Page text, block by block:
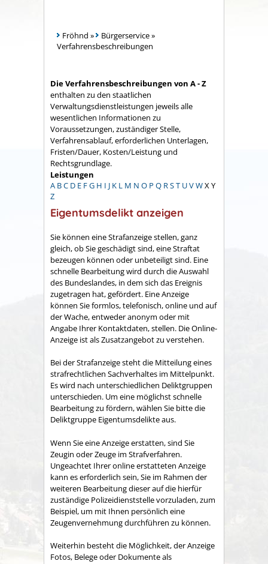
Fröhnd » Bürgerservice»
Verfahrensbeschreibungen
Die Verfahrensbeschreibungen von A - Z
enthalten zu den staatlichen
Verwaltungsdienstleistungen jeweils alle
wesentlichen Informationen zu
Voraussetzungen, zuständiger Stelle,
Verfahrensablauf, erforderlichen Unterlagen,
Fristen/Dauer, Kosten/Leistung und
Rechtsgrundlage.
Leistungen
A BC D E FG H I J K L M N O P Q RST UVWX Y
Z
Eigentumsdelikt anzeigen
Sie können eine Strafanzeige stellen, ganz
gleich, ob Sie geschädigt sind, eine Straftat
bezeugen können oder unbeteiligt sind. Eine
schnelle Bearbeitung wird durch die Auswahl
des Bundeslandes, in dem sich das Ereignis
zugetragen hat, gefördert. Eine Anzeige
können Sie formlos, telefonisch, online und auf
der Wache, entweder anonym oder mit
Angabe Ihrer Kontaktdaten, stellen. Die Online-
Anzeige ist als Zusatzangebot zu verstehen.
Bei der Strafanzeige steht die Mitteilung eines
strafrechtlichen Sachverhaltes im Mittelpunkt.
Es wird nach unterschiedlichen Deliktgruppen
unterschieden. Um eine möglichst schnelle
Bearbeitung zu fördern, wählen Sie bitte die
Deliktgruppe Eigentumsdelikte aus.
Wenn Sie eine Anzeige erstatten, sind Sie
Zeugin oder Zeuge im Strafverfahren.
Ungeachtet Ihrer online erstatteten Anzeige
kann es erforderlich sein, Sie im Rahmen der
weiteren Bearbeitung dieser auf die hierfür
zuständige Polizeidienststelle vorzuladen, zum
Beispiel, um mit Ihnen persönlich eine
Zeugenvernehmung durchführen zu können.
Weiterhin besteht die Möglichkeit, der Anzeige
Fotos, Belege oder Dokumente als